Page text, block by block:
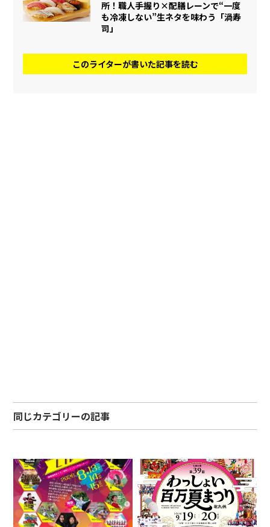
所！職人手握り×配膳レーンで“一度
も冷凍しない”生ネタを味わう「渦寿
司」
このライターが書いた記事を読む
同じカテゴリーの記事